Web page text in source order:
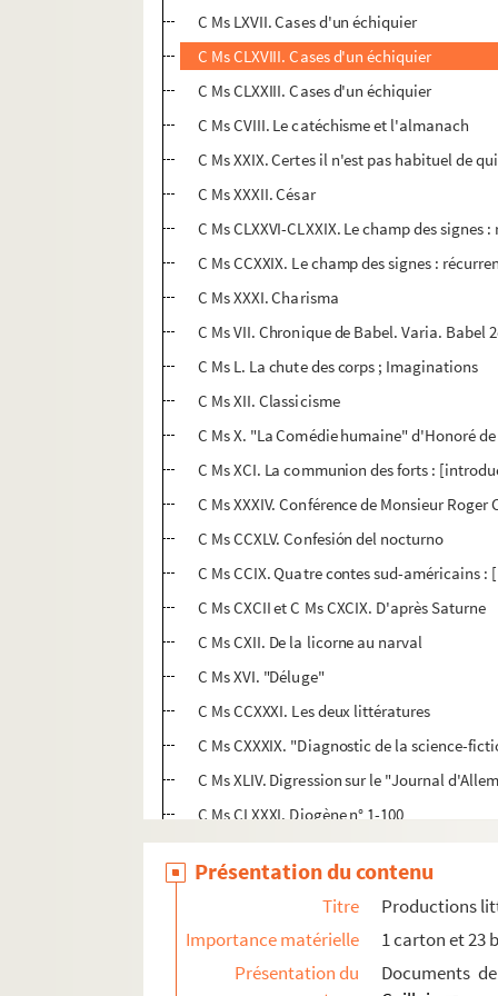
C Ms LXVII. Cases d'un échiquier
C Ms CLXVIII. Cases d'un échiquier
C Ms CLXXIII. Cases d'un échiquier
C Ms CVIII. Le catéchisme et l'almanach
C Ms XXIX. Certes il n'est pas habituel de
C Ms XXXII. César
C Ms CLXXVI-CLXXIX. Le champ des signes
C Ms CCXXIX. Le champ des signes :
C Ms XXXI. Charisma
C Ms VII. Chronique de Babel. Varia. Babel
C Ms L. La chute des corps ; Imaginations
C Ms XII. Classicisme
C Ms X. "La Comédie humaine" d'Honoré
C Ms XCI. La communion des forts :
C Ms XXXIV. Conférence de Monsieur Roger
C Ms CCXLV. Confesión del nocturno
C Ms CCIX. Quatre contes sud-américains
C Ms CXCII et C Ms CXCIX. D'après Saturne
C Ms CXII. De la licorne au narval
C Ms XVI. "Déluge"
C Ms CCXXXI. Les deux littératures
C Ms CXXXIX. "Diagnostic de la science-
C Ms XLIV. Digression sur le "Journal
C Ms CLXXXI. Diogène n° 1-100
C Ms I. Discours de réception à l'Académie
C Ms CLXII. Discours de remise du Prix
C Ms LXXV. Discours de Rio. [24/11/77]
C Ms CCXL. Discours de Roger Caillois à
C Ms CCXXI-CCXXIV. Discours prononcé
Présentation du contenu
Titre
Productions
Importance matérielle
1 carton et 23
Présentation du
Documents